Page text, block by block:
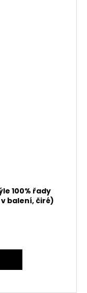
100% řady
v balení, čiré)